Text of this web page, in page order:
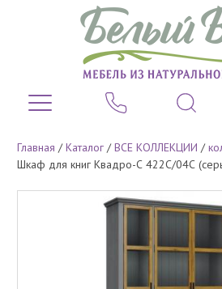
Главная /Каталог /ВСЕ КОЛЛЕКЦИИ /
Шкаф для книг Квадро-С 422С/04С